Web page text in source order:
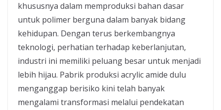
khususnya dalam memproduksi bahan dasar
untuk polimer berguna dalam banyak bidang
kehidupan. Dengan terus berkembangnya
teknologi, perhatian terhadap keberlanjutan,
industri ini memiliki peluang besar untuk menjadi
lebih hijau. Pabrik produksi acrylic amide dulu
menganggap berisiko kini telah banyak
mengalami transformasi melalui pendekatan